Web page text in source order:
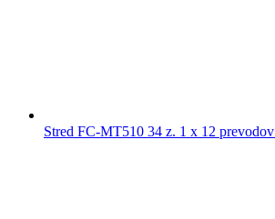
Stred FC-MT510 34 z. 1 x 12 prevodov